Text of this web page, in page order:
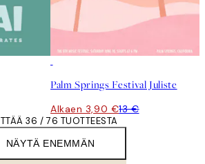
Palm Springs Festival Juliste
Alkaen 3,90 €13 €
NÄYTÄ ENEMMÄN
36 / 76 TUOTTEESTA